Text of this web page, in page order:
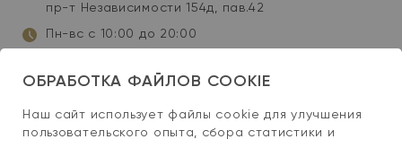
пр-т Независимости 154д, пав.42
Пн-вс с 10:00 до 20:00
ОБРАБОТКА ФАЙЛОВ COOKIE
Наш сайт использует файлы cookie для улучшения
пользовательского опыта, сбора статистики и